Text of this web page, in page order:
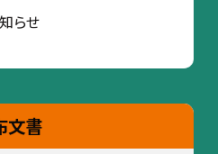
らせ
文書